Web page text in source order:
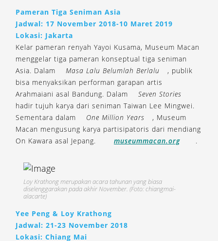
Pameran Tiga Seniman Asia
Jadwal: 17 November 2018-10 Maret 2019
Lokasi: Jakarta
Kelar pameran renyah Yayoi Kusama, Museum Macan
menggelar tiga pameran konseptual tiga seniman
Asia. Dalam
Masa Lalu Belumlah Berlalu
, publik
bisa menyaksikan performan garapan artis
Arahmaiani asal Bandung. Dalam
Seven Stories
hadir tujuh karya dari seniman Taiwan Lee Mingwei.
Sementara dalam
One Million Years
, Museum
Macan mengusung karya partisipatoris dari mendiang
On Kawara asal Jepang.
museummacan.org .
Loy Krathong merupakan acara tahunan yang biasa
diselenggarakan pada akhir November. (Foto: chiangmai-
alacarte)
Yee Peng & Loy Krathong
Jadwal: 21-23 November 2018
Lokasi: Chiang Mai